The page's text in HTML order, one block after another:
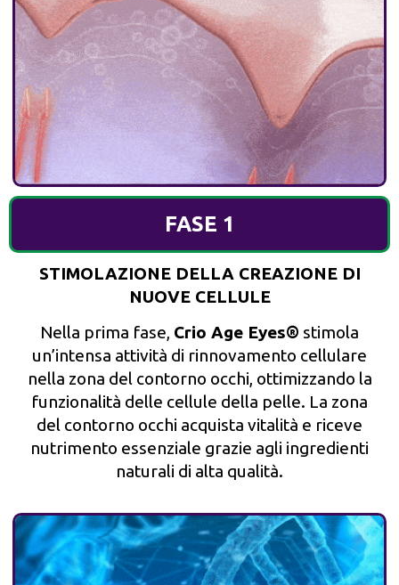
FASE 1
STIMOLAZIONE DELLA CREAZIONE DI
NUOVE CELLULE
Nella prima fase, Crio Age Eyes® stimola
un’intensa attività di rinnovamento cellulare
nella zona del contorno occhi, ottimizzando la
funzionalità delle cellule della pelle. La zona
del contorno occhi acquista vitalità e riceve
nutrimento essenziale grazie agli ingredienti
naturali di alta qualità.